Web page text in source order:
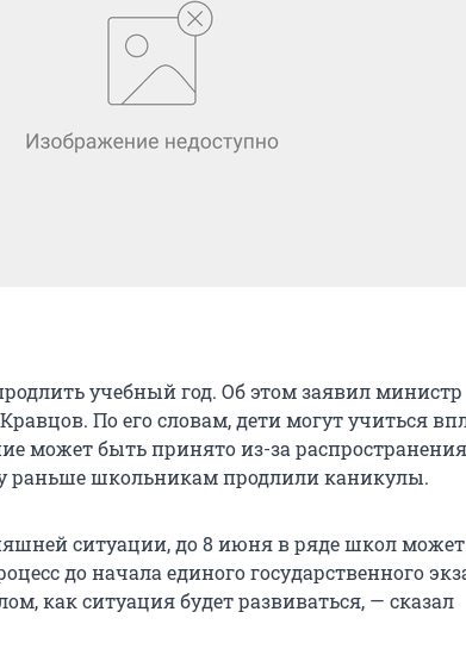
учебный год. Об этом заявил министр
По его словам, дети могут учиться
может быть принято из-за распространения
раньше школьникам продлили каникулы.
ситуации, до 8 июня в ряде школ
до начала единого государственного
как ситуация будет развиваться, — сказал